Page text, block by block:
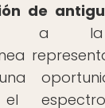
de
a la
el